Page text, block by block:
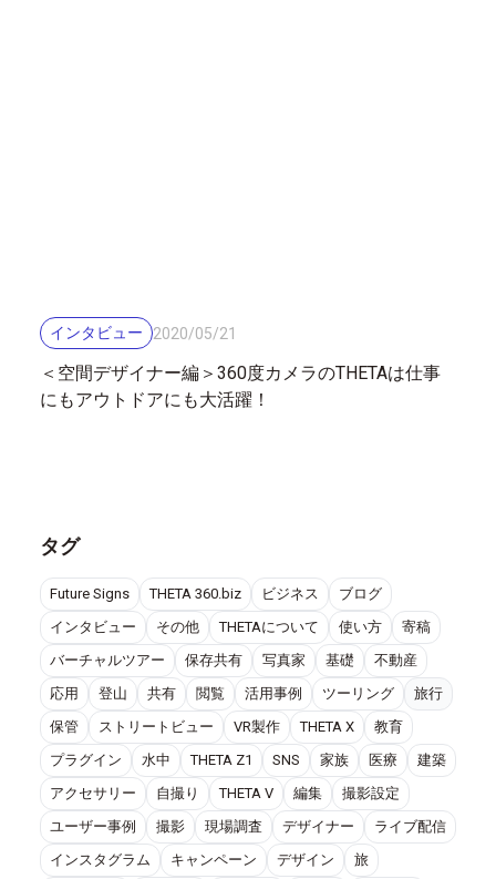
インタビュー 2020/05/21
＜空間デザイナー編＞360度カメラのTHETAは仕事
にもアウトドアにも大活躍！
タグ
Future Signs THETA 360.biz ビジネス
ブログ
インタビュー
その他 THETAについて 使い方
寄稿
バーチャルツアー
保存共有 写真家 基礎
不動産
応用
登山 共有 閲覧 活用事例 ツーリング
旅行
保管
ストリートビュー VR製作 THETA X
教育
プラグイン
水中 THETA Z1 SNS 家族 医療
建築
アクセサリー
自撮り THETA V 編集
撮影設定
ユーザー事例
撮影 現場調査 デザイナー
ライブ配信
インスタグラム
キャンペーン デザイン
旅